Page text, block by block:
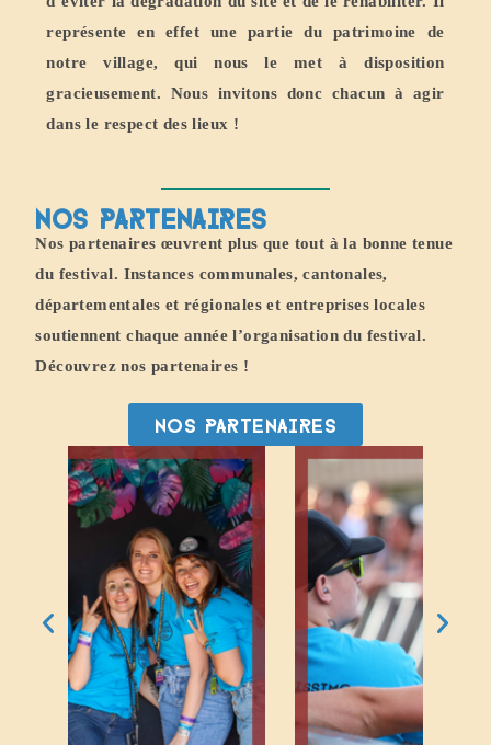
représente en effet une partie du patrimoine de
notre village, qui nous le met à disposition
gracieusement. Nous invitons donc chacun à agir
dans le respect des lieux !
Nos PARTENAIRES
Nos partenaires œuvrent plus que tout à la bonne tenue
du festival. Instances communales, cantonales,
départementales et régionales et entreprises locales
soutiennent chaque année l’organisation du festival.
Découvrez nos partenaires !
Nos partenaireS